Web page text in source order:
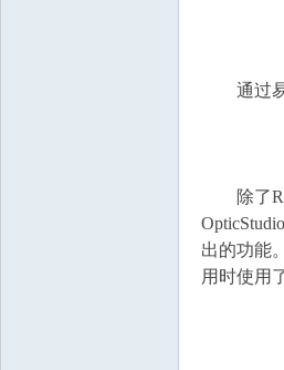
通过易
除了
出的功能
用时使用